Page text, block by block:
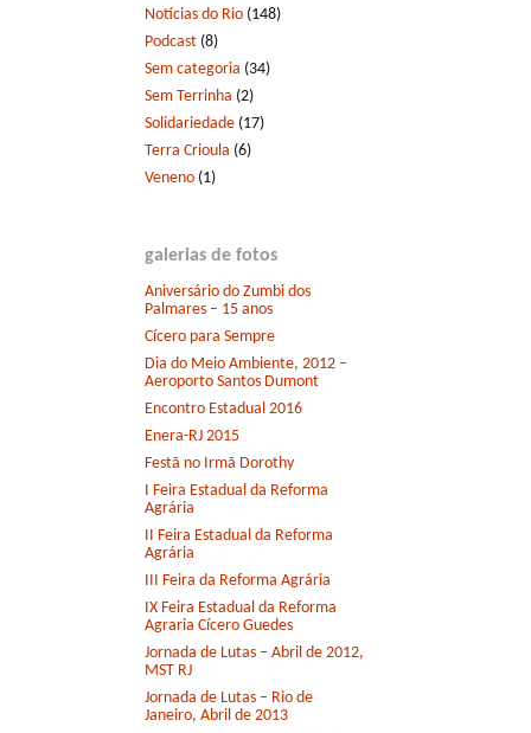
Notícias do Rio (148)
Podcast (8)
Sem categoria (34)
Sem Terrinha (2)
Solidariedade (17)
Terra Crioula (6)
Veneno (1)
galerias de fotos
Aniversário do Zumbi dos
Palmares – 15 anos
Cícero para Sempre
Dia do Meio Ambiente, 2012 –
Aeroporto Santos Dumont
Encontro Estadual 2016
Enera-RJ 2015
Festã no Irmã Dorothy
I Feira Estadual da Reforma
Agrária
II Feira Estadual da Reforma
Agrária
III Feira da Reforma Agrária
IX Feira Estadual da Reforma
Agraria Cícero Guedes
Jornada de Lutas – Abril de 2012,
MST RJ
Jornada de Lutas – Rio de
Janeiro, Abril de 2013